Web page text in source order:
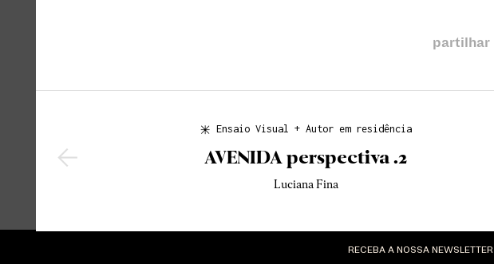
RECEBA A NOSSA NEWSLETTER
partilhar
Ensaio Visual + Autor em residência
AVENIDA perspectiva .2
Luciana Fina